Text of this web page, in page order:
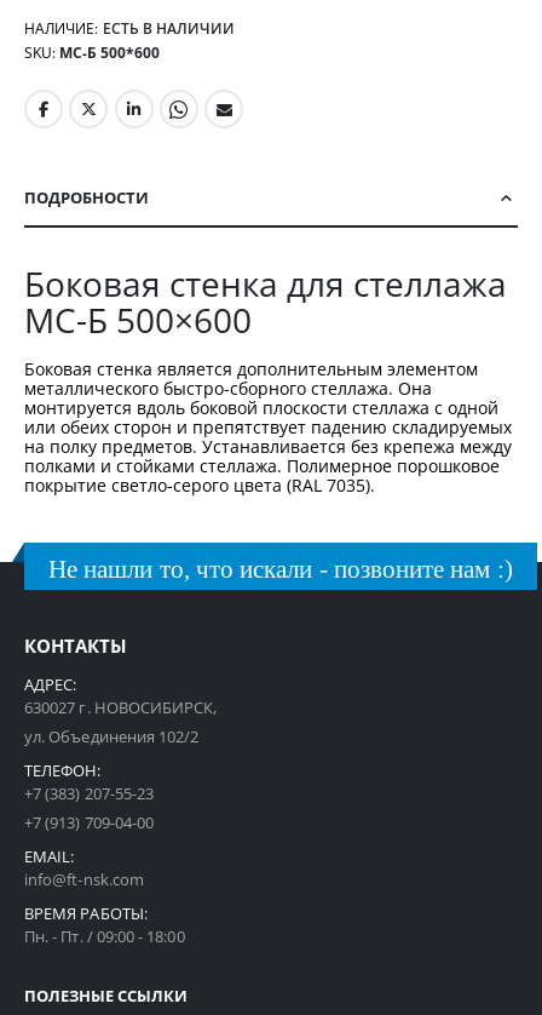
НАЛИЧИЕ: ЕСТЬ В НАЛИЧИИ
SKU МС-Б 500*600
ПОДРОБНОСТИ
Боковая стенка для стеллажа
МС-Б 500×600
Боковая стенка является дополнительным элементом
металлического быстро-сборного стеллажа. Она
монтируется вдоль боковой плоскости стеллажа с одной
или обеих сторон и препятствует падению складируемых
на полку предметов. Устанавливается без крепежа между
полками и стойками стеллажа. Полимерное порошковое
покрытие светло-серого цвета (RAL 7035).
Не нашли то, что искали - позвоните нам :)
КОНТАКТЫ
АДРЕС:
630027 г. НОВОСИБИРСК,
ул. Объединения 102/2
ТЕЛЕФОН:
+7 (383) 207-55-23
+7 (913) 709-04-00
EMAIL:
info@ft-nsk.com
ВРЕМЯ РАБОТЫ:
Пн. - Пт. / 09:00 - 18:00
ПОЛЕЗНЫЕ ССЫЛКИ